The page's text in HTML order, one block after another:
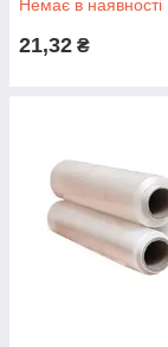
Немає в наявності
21,32 ₴